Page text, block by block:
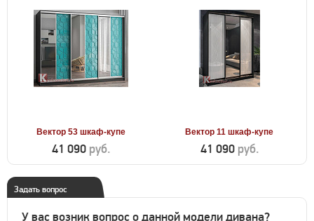
Вектор 53 шкаф-купе
41 090 руб.
Вектор 11 шкаф-купе
41 090 руб.
Задать вопрос
У вас возник вопрос о данной модели дивана?